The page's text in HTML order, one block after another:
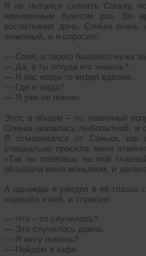
Я не пытался склеить Соньку,
неизменным букетом роз. Во
воспитывает дочь. Сонька
знакомый, и я спросил:
— Соня, а твоего бывшего мужа
— Да, а ты откуда его знаешь?
— Я вас когда-то видел вдвоём.
— Где и когда?
— Я уже не помню.
Этот, в общем – то, невинный
Сонька оказалась любопытной, и
Я отмахивался от Соньки, как
специально просила меня
«Так ты ответишь на мой
обзывала меня маньяком, и
А однажды я увидел в её глазах
подошёл к ней, и спросил:
— Что – то случилось?
— Это случилось давно.
— Я могу помочь?
— Пойдём в кафе.